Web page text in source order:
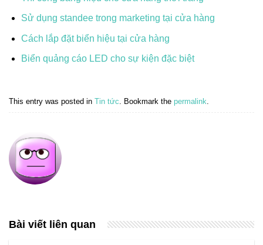
Sử dụng standee trong marketing tại cửa hàng
Cách lắp đặt biển hiệu tại cửa hàng
Biển quảng cáo LED cho sự kiện đặc biệt
This entry was posted in Tin tức. Bookmark the permalink.
Bài viết liên quan